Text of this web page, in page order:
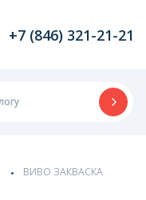
+7 (846) 321-21-21
ВИВО ЗАКВАСКА